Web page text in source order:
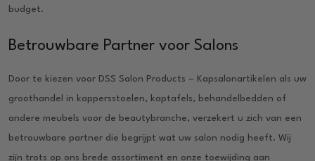
budget.
Betrouwbare Partner voor Salons
Door te kiezen voor DSS Salon Products – Kapsalonartikelen als uw
groothandel in kappersstoelen, kaptafels, behandelbedden of
andere meubels voor de beautybranche, verzekert u zich van een
betrouwbare partner die begrijpt wat uw salon nodig heeft. Wij
zijn trots op ons brede assortiment en onze toewijding aan